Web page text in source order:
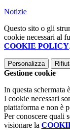
Notizie
Questo sito o gli
cookie necessari al
COOKIE POLICY.
Personalizza
Gestione cookie
In questa schermata
I cookie necessari
piattaforma e non è
Per conoscere quali
visionare la